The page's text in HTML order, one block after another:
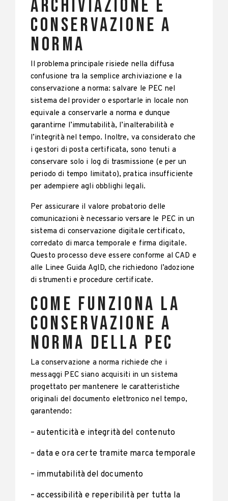
Archiviazione e
Conservazione a
Norma
Il problema principale risiede nella diffusa
confusione tra la semplice archiviazione e la
conservazione a norma: salvare le PEC nel
sistema del provider o esportarle in locale non
equivale a conservarle a norma e dunque
garantirne l’immutabilità, l’inalterabilità e
l’integrità nel tempo. Inoltre, va considerato che
i gestori di posta certificata, sono tenuti a
conservare solo i log di trasmissione (e per un
periodo di tempo limitato), pratica insufficiente
per adempiere agli obblighi legali.
Per assicurare il valore probatorio delle
comunicazioni è necessario versare le PEC in un
sistema di conservazione digitale certificato,
corredato di marca temporale e firma digitale.
Questo processo deve essere conforme al CAD e
alle Linee Guida AgID, che richiedono l’adozione
di strumenti e procedure certificate.
Come Funziona la
Conservazione a
Norma della PEC
La conservazione a norma richiede che i
messaggi PEC siano acquisiti in un sistema
progettato per mantenere le caratteristiche
originali del documento elettronico nel tempo,
garantendo:
– autenticità e integrità del contenuto
– data e ora certe tramite marca temporale
– immutabilità del documento
– accessibilità e reperibilità per tutta la